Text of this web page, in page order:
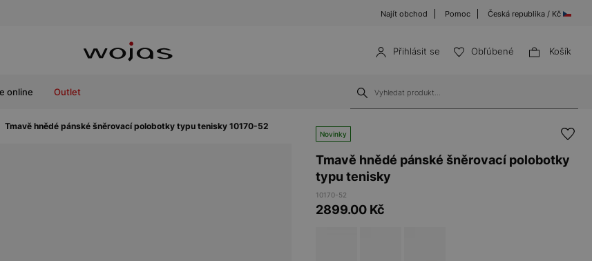
Najít obchod Pomoc Česká republika / Kč
Přihlásit se Obľúbené Košík
online Outlet
Tmavě hnědé pánské šněrovací polobotky typu tenisky 10170-52
Novinky
Tmavě hnědé pánské šněrovací polobotky
typu tenisky
10170-52
2899.00 Kč